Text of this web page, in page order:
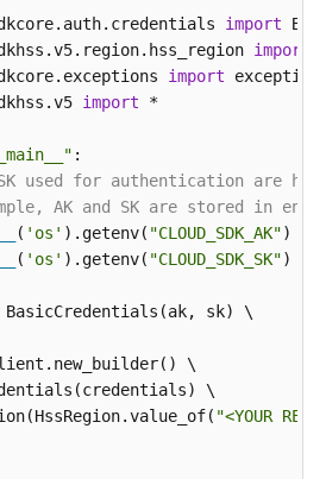
"test");
e) {
e) {
e) {
import
import
import
import *
:
SK used for authentication are
AK and SK are stored in
( 'os' ).getenv( "CLOUD_SDK_AK")
( 'os' ).getenv( "CLOUD_SDK_SK")
sk) \
\
\
"<YOUR